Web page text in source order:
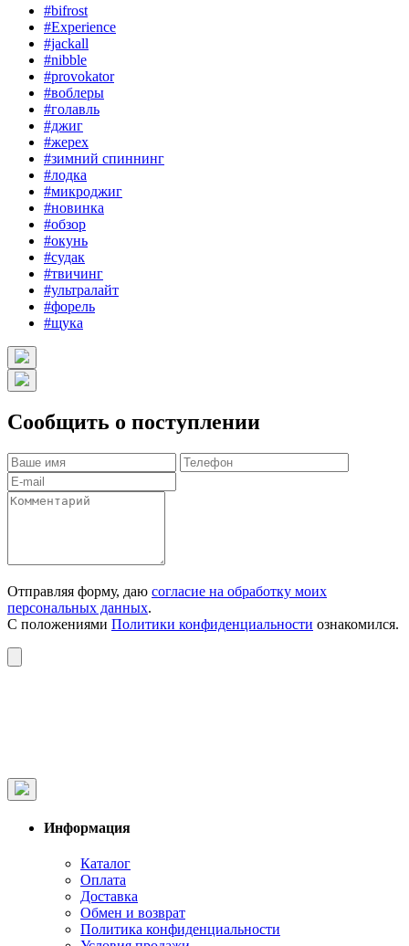
#bifrost
#Experience
#jackall
#nibble
#provokator
#воблеры
#голавль
#джиг
#жерех
#зимний спиннинг
#лодка
#микроджиг
#новинка
#обзор
#окунь
#судак
#твичинг
#ультралайт
#форель
#щука
Сообщить о поступлении
Отправляя форму, даю согласие на обработку моих
персональных данных.
С положениями Политики конфиденциальности ознакомился.
Информация
Каталог
Оплата
Доставка
Обмен и возврат
Политика конфиденциальности